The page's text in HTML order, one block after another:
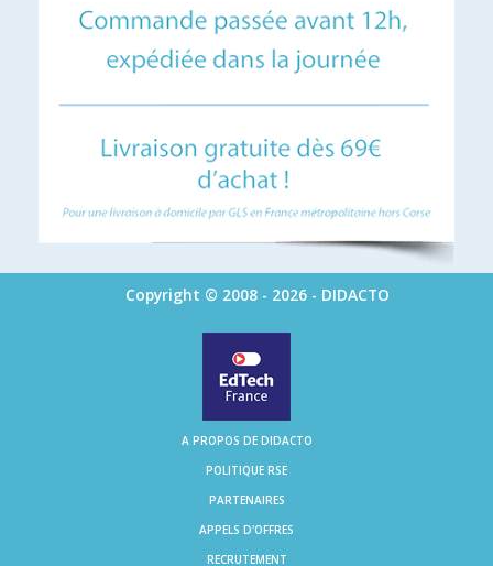
Copyright © 2008 - 2026 - DIDACTO
A PROPOS DE DIDACTO
POLITIQUE RSE
PARTENAIRES
APPELS D'OFFRES
RECRUTEMENT